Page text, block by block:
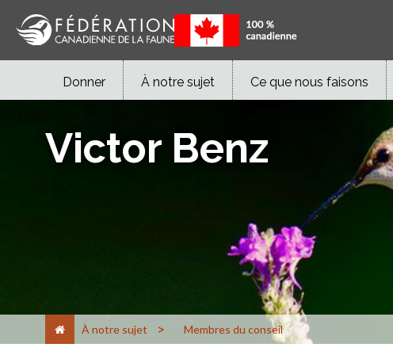
Donner À notre sujet Ce que nous faisons
Victor Benz
À notre sujet > Membres du conseil